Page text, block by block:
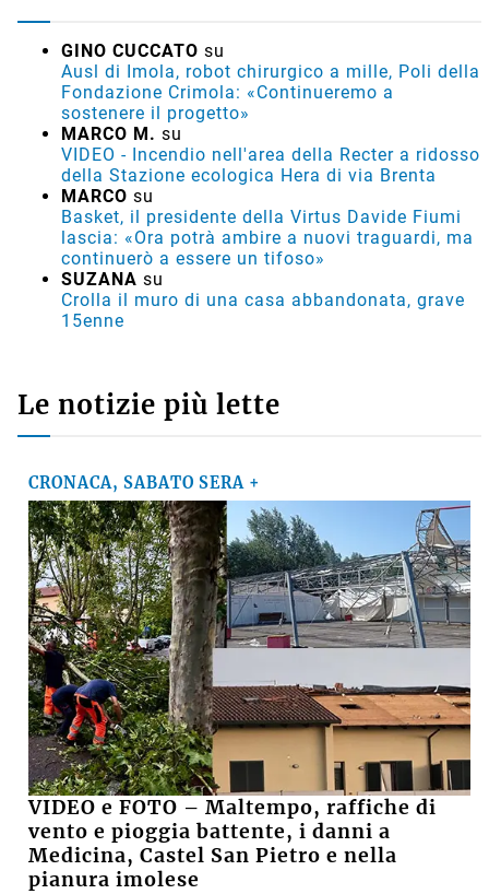
GINO CUCCATO su
Ausl di Imola, robot chirurgico a mille, Poli della
Fondazione Crimola: «Continueremo a
sostenere il progetto»
MARCO M. su
VIDEO - Incendio nell'area della Recter a ridosso
della Stazione ecologica Hera di via Brenta
MARCO su
Basket, il presidente della Virtus Davide Fiumi
lascia: «Ora potrà ambire a nuovi traguardi, ma
continuerò a essere un tifoso»
SUZANA su
Crolla il muro di una casa abbandonata, grave
15enne
Le notizie più lette
CRONACA, SABATO SERA +
VIDEO e FOTO – Maltempo, raffiche di
vento e pioggia battente, i danni a
Medicina, Castel San Pietro e nella
pianura imolese